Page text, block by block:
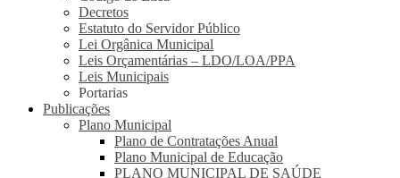
Decretos
Estatuto do Servidor Público
Lei Orgânica Municipal
Leis Orçamentárias – LDO/LOA/PPA
Leis Municipais
Portarias
Publicações
Plano Municipal
Plano de Contratações Anual
Plano Municipal de Educação
PLANO MUNICIPAL DE SAÚDE